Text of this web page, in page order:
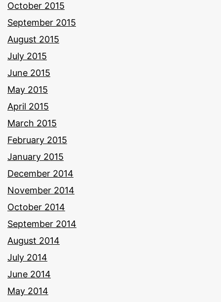
October 2015
September 2015
August 2015
July 2015
June 2015
May 2015
April 2015
March 2015
February 2015
January 2015
December 2014
November 2014
October 2014
September 2014
August 2014
July 2014
June 2014
May 2014